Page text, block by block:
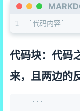
1 `代码内容`
代码块：代码
来，且两边的
   ```